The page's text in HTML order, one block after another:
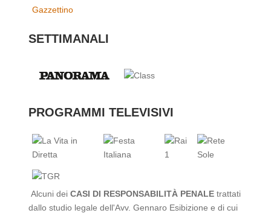
SETTIMANALI
PROGRAMMI TELEVISIVI
Alcuni dei CASI DI RESPONSABILITÀ PENALEtrattati
dallo studio legale dell'Avv. Gennaro Esibizione e di cui